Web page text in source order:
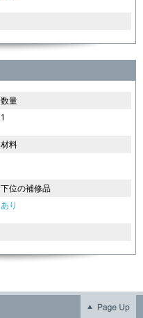
数量
1
材料
下位の補修品
あり